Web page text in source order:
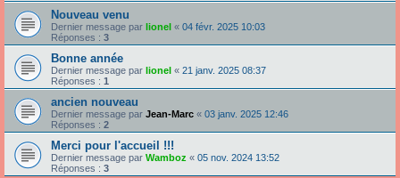
Nouveau venu
Dernier message par lionel « 04 févr. 2025 10:03
Réponses : 3
Bonne année
Dernier message par lionel « 21 janv. 2025 08:37
Réponses : 1
ancien nouveau
Dernier message par Jean-Marc « 03 janv. 2025 12:46
Réponses : 2
Merci pour l'accueil !!!
Dernier message par Wamboz « 05 nov. 2024 13:52
Réponses : 3